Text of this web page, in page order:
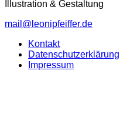
Illustration & Gestaltung
mail@leonipfeiffer.de
Kontakt
Datenschutzerklärung
Impressum